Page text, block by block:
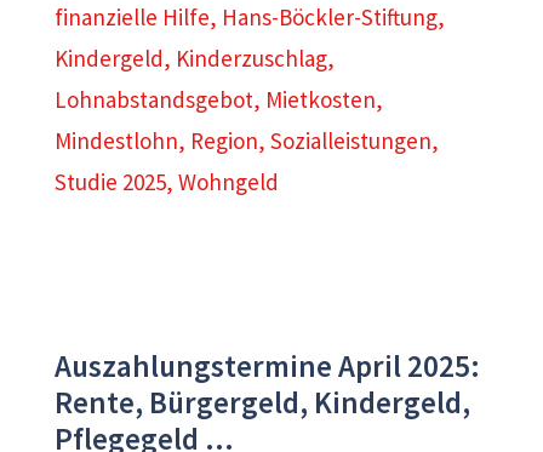
finanzielle Hilfe, Hans-Böckler-Stiftung,
Kindergeld, Kinderzuschlag,
Lohnabstandsgebot, Mietkosten,
Mindestlohn, Region, Sozialleistungen,
Studie 2025, Wohngeld
Auszahlungstermine April 2025:
Rente, Bürgergeld, Kindergeld,
Pflegegeld …